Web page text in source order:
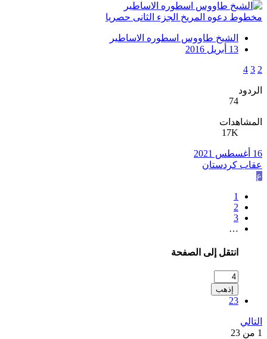
مخطوط دعوه المريخ الجزء الثانى حصريا
الشيخ طاووس اسطوره الاساطير
13 أبريل 2016
2
3
4
الردود
74
المشاهدات
17K
16 أغسطس 2021
عقاب كردستان
ع
1
2
3
…
انتقل إلى الصفحة
إذهب
23
التالي
1 من 23